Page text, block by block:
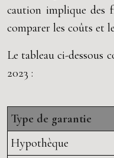
caution implique des
comparer les coûts et
Le tableau ci-dessous
2023 :
Type de garantie
Hypothèque